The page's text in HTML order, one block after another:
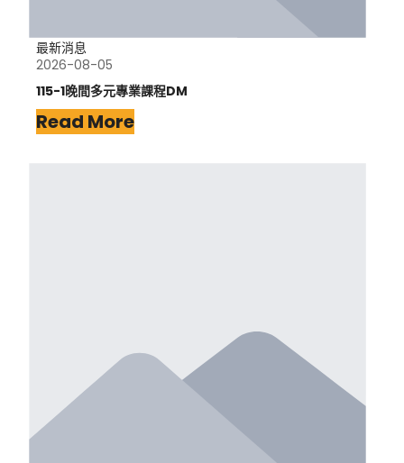
最新消息
2026-08-05
115-1晚間多元專業課程DM
Read More